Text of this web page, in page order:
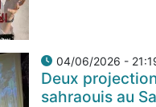
04/06/2026 -
Deux
sahraouis au